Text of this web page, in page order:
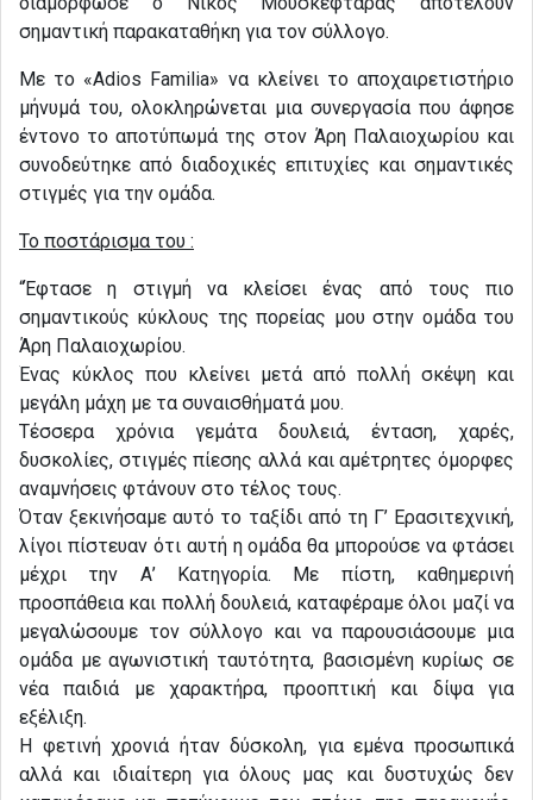
σημαντική παρακαταθήκη για τον σύλλογο.
Με το «Adios Familia» να κλείνει το αποχαιρετιστήριο
μήνυμά του, ολοκληρώνεται μια συνεργασία που άφησε
έντονο το αποτύπωμά της στον Άρη Παλαιοχωρίου και
συνοδεύτηκε από διαδοχικές επιτυχίες και σημαντικές
στιγμές για την ομάδα.
Το ποστάρισμα του :
“Έφτασε η στιγμή να κλείσει ένας από τους πιο
σημαντικούς κύκλους της πορείας μου στην ομάδα του
Άρη Παλαιοχωρίου.
Ένας κύκλος που κλείνει μετά από πολλή σκέψη και
μεγάλη μάχη με τα συναισθήματά μου.
Τέσσερα χρόνια γεμάτα δουλειά, ένταση, χαρές,
δυσκολίες, στιγμές πίεσης αλλά και αμέτρητες όμορφες
αναμνήσεις φτάνουν στο τέλος τους.
Όταν ξεκινήσαμε αυτό το ταξίδι από τη Γ’ Ερασιτεχνική,
λίγοι πίστευαν ότι αυτή η ομάδα θα μπορούσε να φτάσει
μέχρι την Α’ Κατηγορία. Με πίστη, καθημερινή
προσπάθεια και πολλή δουλειά, καταφέραμε όλοι μαζί να
μεγαλώσουμε τον σύλλογο και να παρουσιάσουμε μια
ομάδα με αγωνιστική ταυτότητα, βασισμένη κυρίως σε
νέα παιδιά με χαρακτήρα, προοπτική και δίψα για
εξέλιξη.
Η φετινή χρονιά ήταν δύσκολη, για εμένα προσωπικά
αλλά και ιδιαίτερη για όλους μας και δυστυχώς δεν